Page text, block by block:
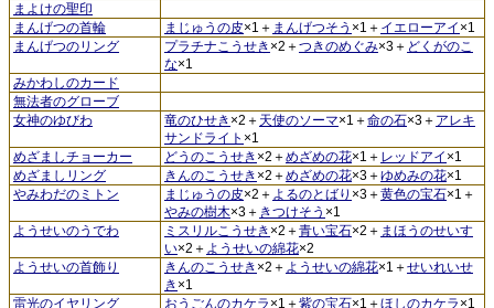
まよけの聖印
まんげつの首輪
まじゅうの皮×1＋ まんげつそう ×1＋ イエローアイ ×1
まんげつのリング
プラチナこうせき ×2＋つきのめぐみ×3＋ どくがのこ
な×1
みかわしのカード
無法者のグローブ
女神のゆびわ
竜のひせき ×2＋ 天使のソーマ×1＋命の石×3＋ アレキ
サンドライト ×1
めざましチョーカー
どうのこうせき ×2＋めざめの花×1＋ レッドアイ ×1
めざましリング
きんのこうせき ×2＋めざめの花×3＋ゆめみの花×1
やみわだのミトン
まじゅうの皮×2＋ よるのとばり ×3＋黄色の宝石×1＋
やみの樹木×3＋ きつけそう ×1
ようせいのうでわ
ミスリルこうせき ×2＋青い宝石×2＋ まほうのせいす
い×2＋ ようせいの綿花×2
ようせいの首飾り
きんのこうせき ×2＋ ようせいの綿花×1＋せいれいせ
き ×1
雷光のイヤリング
おうごんのカケラ ×1＋紫の宝石×1＋ほしのカケラ ×1